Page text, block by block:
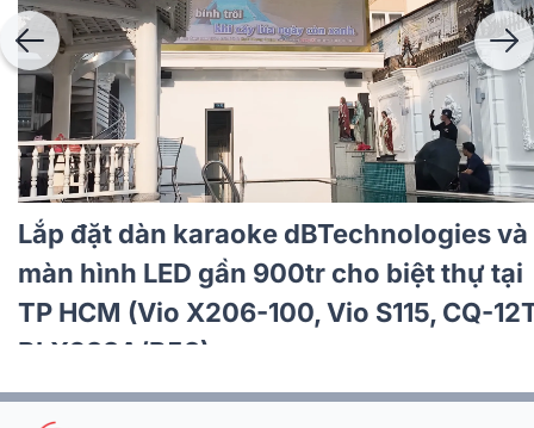
Lắp đặt dàn karaoke dBTechnologies hơn
40tr cho anh Thái tại Hà Nội
(dBTechnologies ES503, KX190, BS-
790S)